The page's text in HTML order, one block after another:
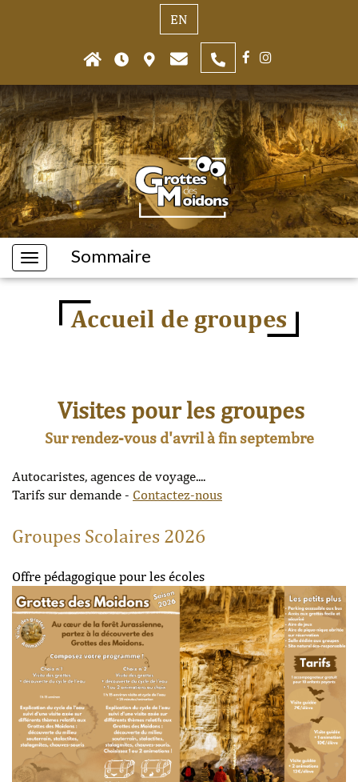
EN
Sommaire
Accueil de groupes
Visites pour les groupes
Sur rendez-vous d'avril à fin septembre
Autocaristes, agences de voyage....
Tarifs sur demande - Contactez-nous
Groupes Scolaires 2026
Offre pédagogique pour les écoles